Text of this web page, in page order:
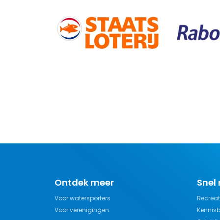
Ontdek meer
Voor watersporters
Voor verenigingen
Snel